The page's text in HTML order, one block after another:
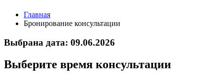
Главная
Бронирование консультации
Выбрана дата: 09.06.2026
Выберите время консультации